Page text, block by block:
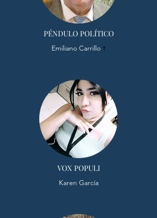
PÉNDULO POLÍTICO
Emiliano Carrillo †
VOX POPULI
Karen García